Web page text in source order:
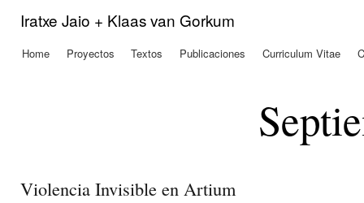
Iratxe Jaio + Klaas van Gorkum
Menú principal
Home Proyectos Textos Publicaciones Curriculum Vitae
Violencia Invisible en Artium